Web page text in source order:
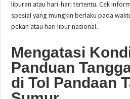
liburan atau hari-hari tertentu. Cek
spesial yang mungkin berlaku pada
pekan atau hari libur nasional.
Mengatasi
Panduan
di Tol Pandaan